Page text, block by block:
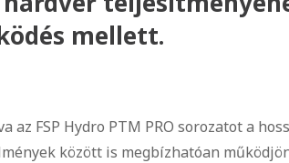
mellett.
FSP Hydro PTM PRO sorozatot a
között is megbízhatóan